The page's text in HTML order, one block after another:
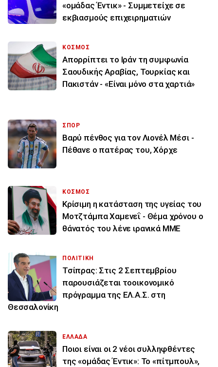
«ομάδας Έντικ» - Συμμετείχε σε
εκβιασμούς επιχειρηματιών
ΚΟΣΜΟΣ
Απορρίπτει το Ιράν τη συμφωνία
Σαουδικής Αραβίας, Τουρκίας και
Πακιστάν - «Είναι μόνο στα χαρτιά»
ΣΠΟΡ
Βαρύ πένθος για τον Λιονέλ Μέσι -
Πέθανε ο πατέρας του, Χόρχε
ΚΟΣΜΟΣ
Κρίσιμη η κατάσταση της υγείας του
Μοτζτάμπα Χαμενεΐ - Θέμα χρόνου ο
θάνατός του λένε ιρανικά ΜΜΕ
ΠΟΛΙΤΙΚΗ
Τσίπρας: Στις 2 Σεπτεμβρίου
παρουσιάζεται τοοικονομικό
πρόγραμμα της ΕΛ.Α.Σ. στη
Θεσσαλονίκη
ΕΛΛΑΔΑ
Ποιοι είναι οι 2 νέοι συλληφθέντες
της «ομάδας Έντικ»: Το «πίτμπουλ»,